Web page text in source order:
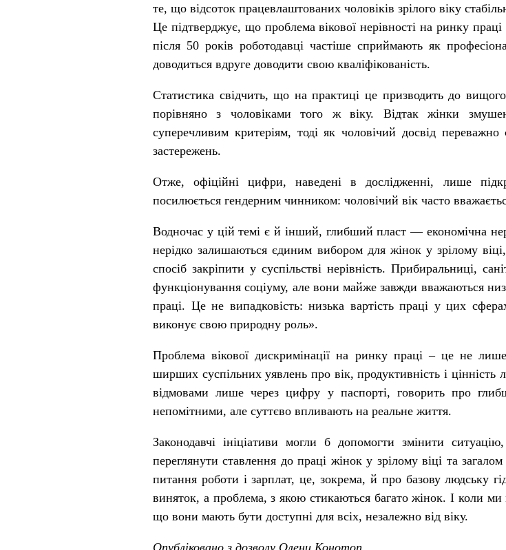
те, що відсоток працевлаштованих чоловіків зрілого віку
Це підтверджує, що проблема вікової нерівності на ринку
після 50 років роботодавці частіше сприймають як
доводиться вдруге доводити свою кваліфікованість.
Статистика свідчить, що на практиці це призводить до вищого
порівняно з чоловіками того ж віку. Відтак жінки
суперечливим критеріям, тоді як чоловічий досвід
застережень.
Отже, офіційні цифри, наведені в дослідженні, лише
посилюється гендерним чинником: чоловічий вік часто
Водночас у цій темі є й інший, глибший пласт — економічна
нерідко залишаються єдиним вибором для жінок у зрілому
спосіб закріпити у суспільстві нерівність. Прибиральниці,
функціонування соціуму, але вони майже завжди вважаються
праці. Це не випадковість: низька вартість праці у цих
виконує свою природну роль».
Проблема вікової дискримінації на ринку праці – це не
ширших суспільних уявлень про вік, продуктивність і
відмовами лише через цифру у паспорті, говорить про
непомітними, але суттєво впливають на реальне життя.
Законодавчі ініціативи могли б допомогти змінити
переглянути ставлення до праці жінок у зрілому віці та
питання роботи і зарплат, це, зокрема, й про базову людську
виняток, а проблема, з якою стикаються багато жінок. І коли
що вони мають бути доступні для всіх, незалежно від віку.
Опубліковано з дозволу Олени Конотоп.